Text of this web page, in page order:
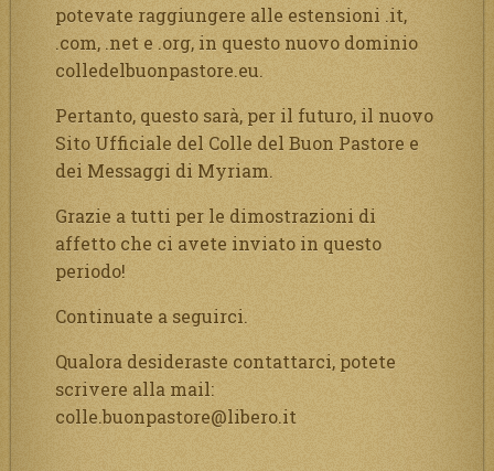
potevate raggiungere alle estensioni .it,
.com, .net e .org, in questo nuovo dominio
colledelbuonpastore.eu.
Pertanto, questo sarà, per il futuro, il nuovo
Sito Ufficiale del Colle del Buon Pastore e
dei Messaggi di Myriam.
Grazie a tutti per le dimostrazioni di
affetto che ci avete inviato in questo
periodo!
Continuate a seguirci.
Qualora desideraste contattarci, potete
scrivere alla mail:
colle.buonpastore@libero.it